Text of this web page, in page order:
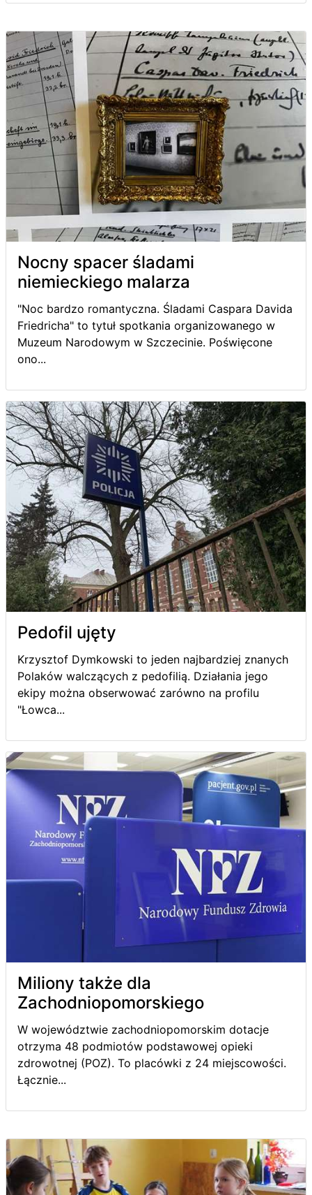
Nocny spacer śladami
niemieckiego malarza
"Noc bardzo romantyczna. Śladami Caspara Davida
Friedricha" to tytuł spotkania organizowanego w
Muzeum Narodowym w Szczecinie. Poświęcone
ono...
Pedofil ujęty
Krzysztof Dymkowski to jeden najbardziej znanych
Polaków walczących z pedofilią. Działania jego
ekipy można obserwować zarówno na profilu
"Łowca...
Miliony także dla
Zachodniopomorskiego
W województwie zachodniopomorskim dotacje
otrzyma 48 podmiotów podstawowej opieki
zdrowotnej (POZ). To placówki z 24 miejscowości.
Łącznie...